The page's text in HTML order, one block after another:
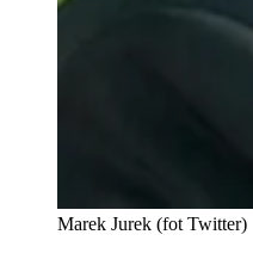
Marek Jurek (fot Twitter)